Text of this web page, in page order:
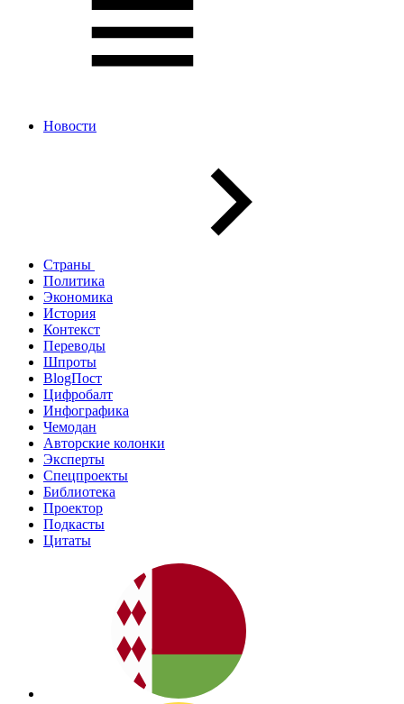
Новости
Страны
Политика
Экономика
История
Контекст
Переводы
Шпроты
BlogПост
Цифробалт
Инфографика
Чемодан
Авторские колонки
Эксперты
Спецпроекты
Библиотека
Проектор
Подкасты
Цитаты